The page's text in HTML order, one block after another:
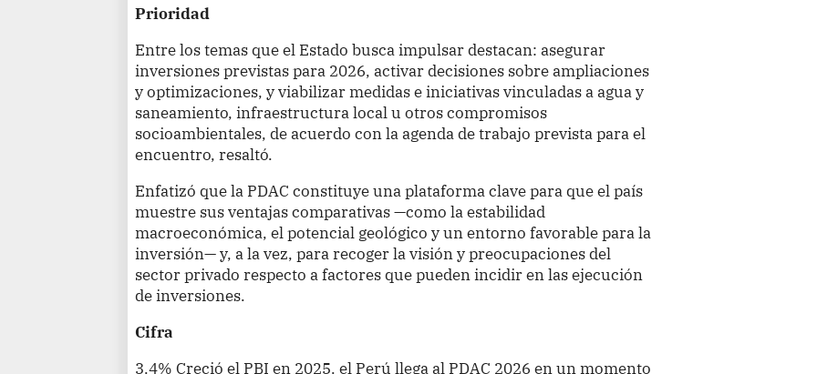
Prioridad
Entre los temas que el Estado busca impulsar destacan: asegurar
inversiones previstas para 2026, activar decisiones sobre ampliaciones
y optimizaciones, y viabilizar medidas e iniciativas vinculadas a agua y
saneamiento, infraestructura local u otros compromisos
socioambientales, de acuerdo con la agenda de trabajo prevista para el
encuentro, resaltó.
Enfatizó que la PDAC constituye una plataforma clave para que el país
muestre sus ventajas comparativas —como la estabilidad
macroeconómica, el potencial geológico y un entorno favorable para la
inversión— y, a la vez, para recoger la visión y preocupaciones del
sector privado respecto a factores que pueden incidir en las ejecución
de inversiones.
Cifra
3.4% Creció el PBI en 2025. el Perú llega al PDAC 2026 en un momento